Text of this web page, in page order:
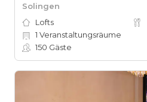
Solingen
Lofts
1 Veranstaltungsräume
150 Gäste